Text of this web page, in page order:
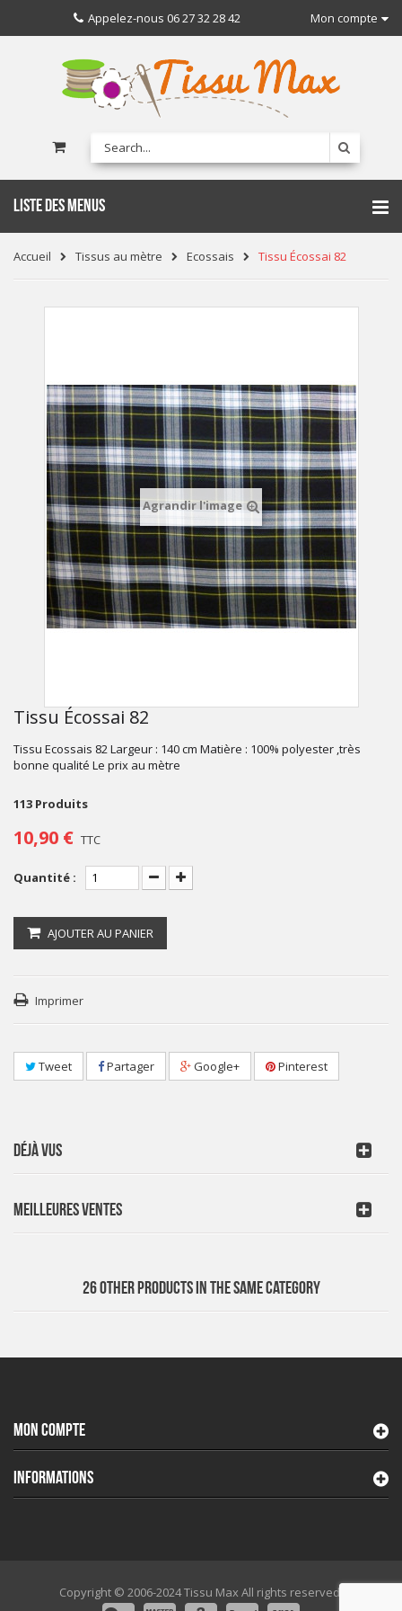
Mon compte
Appelez-nous 06 27 32 28 42
LISTE DES MENUS
Accueil Tissus au mètre Ecossais Tissu Écossai 82
Agrandir l'image
Tissu Écossai 82
Tissu Ecossais 82 Largeur : 140 cm Matière : 100% polyester ,très
bonne qualité Le prix au mètre
113 Produits
10,90 € TTC
Quantité :
AJOUTER AU PANIER
Imprimer
Tweet Partager Google+ Pinterest
DÉJÀ VUS
MEILLEURES VENTES
26 OTHER PRODUCTS IN THE SAME CATEGORY
MON COMPTE
INFORMATIONS
Copyright © 2006-2024 Tissu Max All rights reserved.